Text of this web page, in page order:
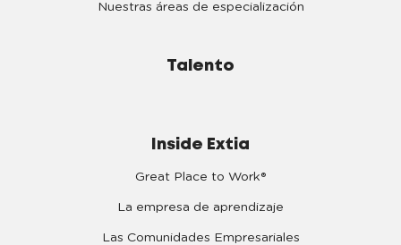
Nuestras áreas de especialización
Talento
Inside Extia
Great Place to Work®
La empresa de aprendizaje
Las Comunidades Empresariales